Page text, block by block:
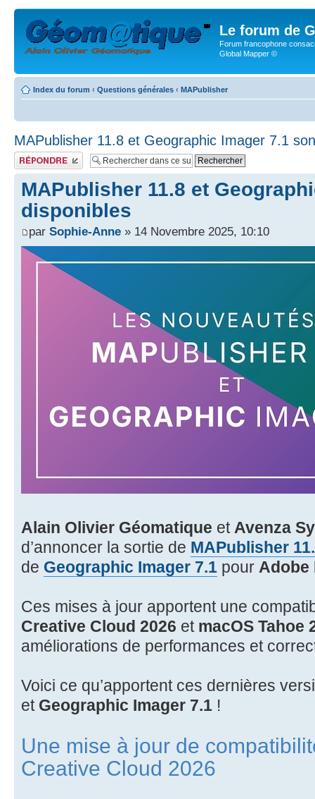
Le forum de
Forum francophone
Global Mapper ©
Index du forum ‹ Questions générales ‹ MAPublisher
MAPublisher 11.8 et Geographic Imager 7.1
Publier une réponse
MAPublisher 11.8 et
disponibles
par Sophie-Anne » 14 Novembre 2025, 10:10
Alain Olivier Géomatique et Avenza
d’annoncer la sortie de MAPublisher
de Geographic Imager 7.1 pour Adobe
Ces mises à jour apportent une
Creative Cloud 2026 et macOS Tahoe
améliorations de performances et
Voici ce qu’apportent ces dernières
et Geographic Imager 7.1 !
Une mise à jour de
Creative Cloud 2026